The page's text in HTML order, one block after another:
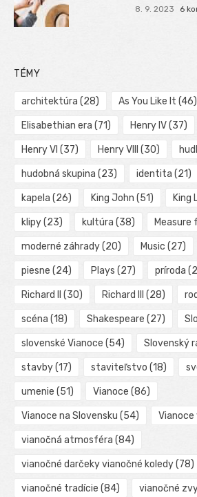
8. 9. 2023 6
TÉMY
architektúra (28) As You Like It (46)
Elisabethian era (71) Henry IV(37)
Henry VI (37) Henry VIII (30)
hudobná skupina (23) identita (21)
kapela (26) King John (51) King
klipy(23) kultúra (38) Measure
moderné záhrady(20) Music (27)
piesne (24) Plays (27) príroda
Richard II (30) Richard III (28)
scéna (18) Shakespeare (27)
slovenské Vianoce (54) Slovenský
stavby(17) staviteľstvo (18)
umenie (51) Vianoce (86)
Vianoce na Slovensku (54)
vianočná atmosféra (84)
vianočné darčeky vianočné koledy(78)
vianočné tradície (84) vianočné